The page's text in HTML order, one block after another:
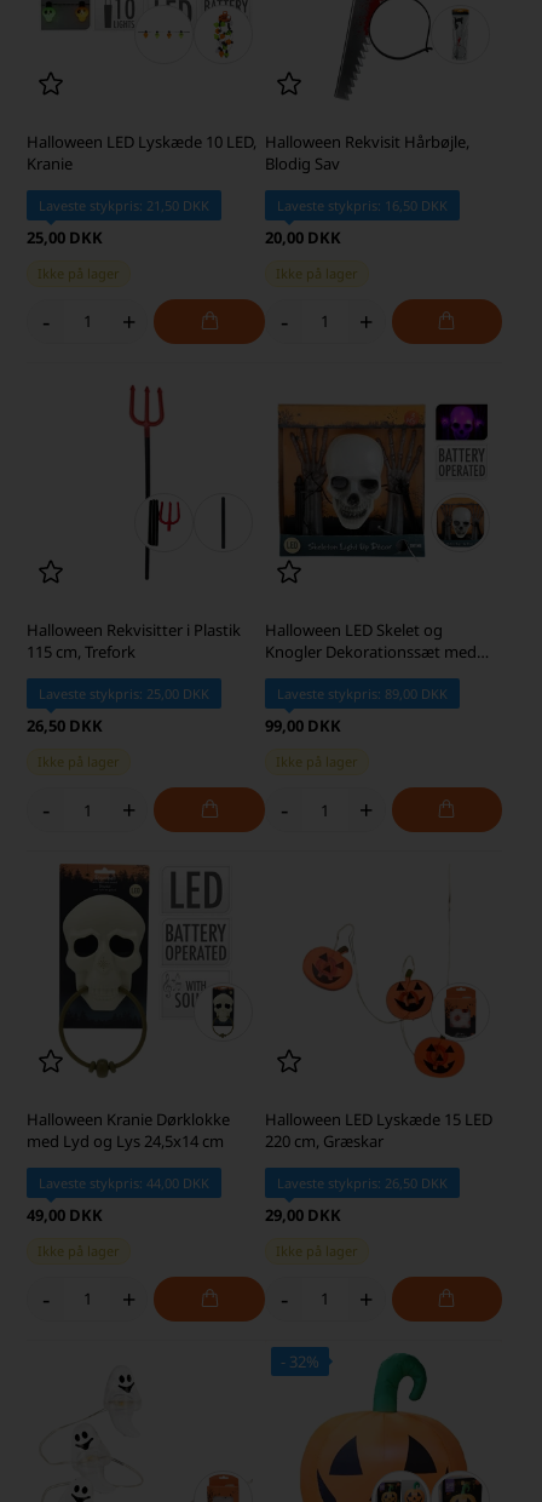
Halloween LED Lyskæde 10 LED,
Kranie
Laveste stykpris: 21,50 DKK
25,00 DKK
Ikke på lager
- +
Halloween Rekvisit Hårbøjle,
Blodig Sav
Laveste stykpris: 16,50 DKK
20,00 DKK
Ikke på lager
- +
Halloween Rekvisitter i Plastik
115 cm, Trefork
Laveste stykpris: 25,00 DKK
26,50 DKK
Ikke på lager
- +
Halloween LED Skelet og
Knogler Dekorationssæt med
Lys
Laveste stykpris: 89,00 DKK
99,00 DKK
Ikke på lager
- +
Halloween Kranie Dørklokke
med Lyd og Lys 24,5x14 cm
Laveste stykpris: 44,00 DKK
49,00 DKK
Ikke på lager
- +
Halloween LED Lyskæde 15 LED
220 cm, Græskar
Laveste stykpris: 26,50 DKK
29,00 DKK
Ikke på lager
- +
- 32%
SKARP PRIS · SKARP PRIS